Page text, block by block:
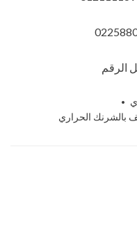
بالشرنك الحراري